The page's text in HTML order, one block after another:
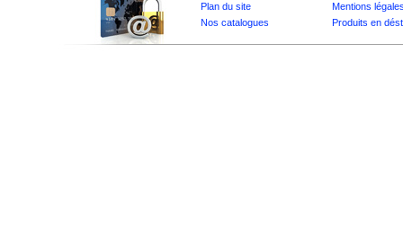
Plan du site
Mentions
Nos catalogues
Produits en